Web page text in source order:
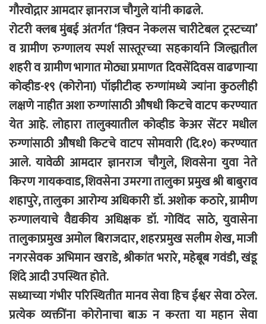
गौरवोद्गार आमदार ज्ञानराज चौगुले यांनी काढले.
रोटरी क्लब मुंबई अंतर्गत ‘क़्विन नेकलस चारीटेबल ट्रस्टच्या’
व ग्रामीण रुग्णालय स्पर्श सास्तूरच्या सहकार्याने जिल्ह्यतील
शहरी व ग्रामीण भागात मोठ्या प्रमाणत दिवसेंदिवस वाढणाऱ्या
कोव्हीड-१९ (कोरोना) पॉझीटीव्ह रुग्णांमध्ये ज्यांना कुठलीही
लक्षणे नाहीत अशा रुग्णांसाठी औषधी किटचे वाटप करण्यात
येत आहे. लोहारा तालुक्यातील कोव्हीड केअर सेंटर मधील
रुग्णांसाठी औषधी किटचे वाटप सोमवारी (दि.१०) करण्यात
आले. यावेळी आमदार ज्ञानराज चौगुले, शिवसेना युवा नेते
किरण गायकवाड, शिवसेना उमरगा तालुका प्रमुख श्री बाबुराव
शहापुरे, तालुका आरोग्य अधिकारी डॉ. अशोक कठारे, ग्रामीण
रुग्णालयाचे वैद्यकीय अधिक्षक डॉ. गोविंद साठे, युवासेना
तालुकाप्रमुख अमोल बिराजदार, शहरप्रमुख सलीम शेख, माजी
नगरसेवक अभिमान खराडे, श्रीकांत भरारे, महेबूब गवंडी, खंडू
शिंदे आदी उपस्थित होते.
सध्याच्या गंभीर परिस्थितीत मानव सेवा हिच ईश्वर सेवा ठरेल.
प्रत्येक व्यक्तींना कोरोनाचा बाऊ न करता या महान सेवा